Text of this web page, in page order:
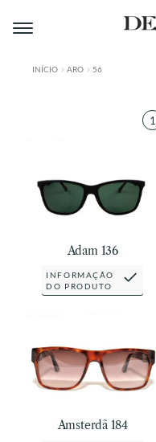
Pular
para
Pular
para
PRODUTOS
INÍCIO ARO 56
1
Adam 136
INFORMAÇÃO
DO PRODUTO
Amsterdã 184